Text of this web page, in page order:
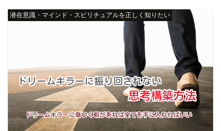
潜在意識・マインド・スピリチュアルを正しく知りたい